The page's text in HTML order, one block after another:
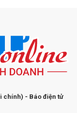
chính) - Báo điện tử